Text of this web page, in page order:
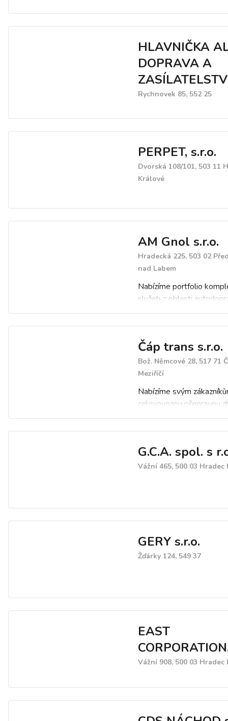
HLAVNIČKA
DOPRAVA A
Rychnovek 85, 552 25
PERPET, s.r.o.
Dvorská 108/101, 503 11
Králové
AM Gnol s.r.o.
Hradecká 225, 503 02
nad Labem
Nabízíme portfolio
služeb z oblasti
přepravy osob či servisu
nákladních vozidel.
sypkých hmot, zemními,
výkopovými a
mechanizací atd.
Čáp trans s.r.o.
Bož. Němcové 28, 517 71
Meziříčí
Nabízíme svým
celovovozou přepravou
v režimech JIT nebo
rámci spedičních služeb
kusových zásilek, kde
minimalizuje své náklady.
G.C.A. spol. s
Vážní 465, 500 03 Hradec
GERY s.r.o.
Žďárky 124, 549 37
EAST
Vážní 908, 500 03 Hradec